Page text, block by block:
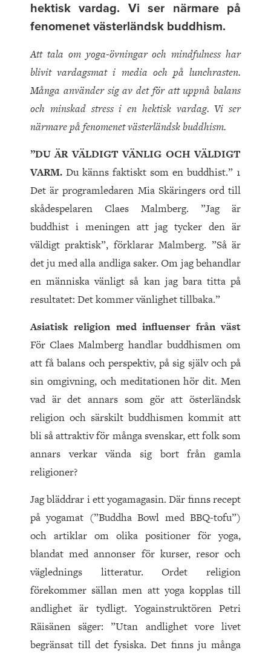
hektisk vardag. Vi ser närmare på
fenomenet västerländsk buddhism.
Att tala om yoga-övningar och mindfulness har
blivit vardagsmat i media och på lunchrasten.
Många använder sig av det för att uppnå balans
och minskad stress i en hektisk vardag. Vi ser
närmare på fenomenet västerländsk buddhism.
”DU ÄR VÄLDIGT VÄNLIG OCH VÄLDIGT
VARM. Du känns faktiskt som en buddhist.” 1
Det är programledaren Mia Skäringers ord till
skådespelaren Claes Malmberg. ”Jag är
buddhist i meningen att jag tycker den är
väldigt praktisk”, förklarar Malmberg. ”Så är
det ju med alla andliga saker. Om jag behandlar
en människa vänligt så kan jag bara titta på
resultatet: Det kommer vänlighet tillbaka.”
Asiatisk religion med influenser från väst
För Claes Malmberg handlar buddhismen om
att få balans och perspektiv, på sig själv och på
sin omgivning, och meditationen hör dit. Men
vad är det annars som gör att österländsk
religion och särskilt buddhismen kommit att
bli så attraktiv för många svenskar, ett folk som
annars verkar vända sig bort från gamla
religioner?
Jag bläddrar i ett yogamagasin. Där finns recept
på yogamat (”Buddha Bowl med BBQ-tofu”)
och artiklar om olika positioner för yoga,
blandat med annonser för kurser, resor och
väglednings litteratur. Ordet religion
förekommer sällan men att yoga kopplas till
andlighet är tydligt. Yogainstruktören Petri
Räisänen säger: ”Utan andlighet vore livet
begränsat till det fysiska. Det finns ju många